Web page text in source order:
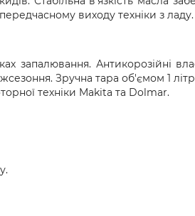
в магазині доступна оплата
– доставка замовлення за
«Нової пошти».
замовлення з післяплатою
у відділенні. Якщо
обов’язково оформіть акт
виходу техніки з ладу.
запалювання. Антикорозійні
Зручна тара об'ємом 1
техніки Makita та Dolmar.